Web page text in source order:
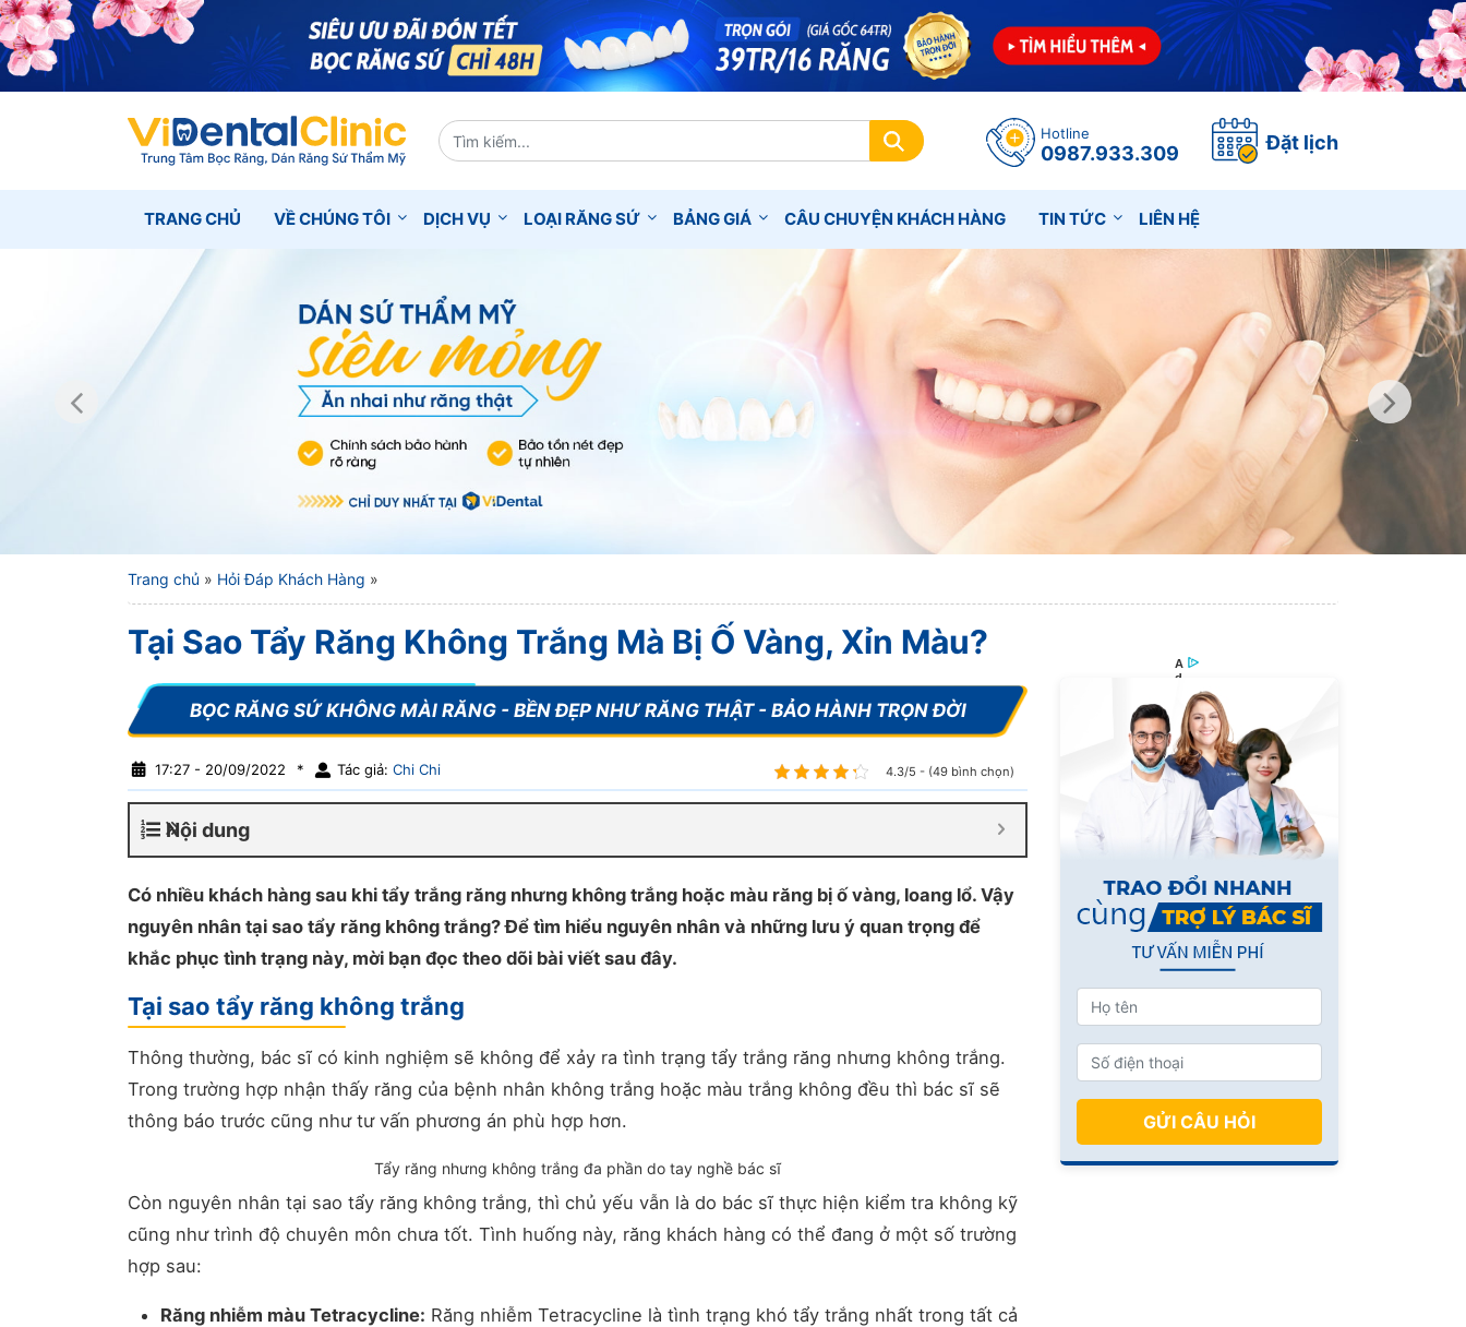
Hotline
0987.933.309 Đặt lịch
TRANG CHỦ VỀ CHÚNG TÔI DỊCH VỤ LOẠI RĂNG SỨ BẢNG GIÁ CÂU CHUYỆN KHÁCH HÀNG TIN TỨC LIÊN HỆ
Trang chủ » Hỏi Đáp Khách Hàng »
Tại Sao Tẩy Răng Không Trắng Mà Bị Ố Vàng, Xỉn Màu?
17:27 - 20/09/2022 * Tác giả: Chi Chi 4.3/5 - (49 bình chọn)
Nội dung
Có nhiều khách hàng sau khi tẩy trắng răng nhưng không trắng hoặc màu răng bị ố vàng, loang lổ. Vậy
nguyên nhân tại sao tẩy răng không trắng? Để tìm hiểu nguyên nhân và những lưu ý quan trọng để
khắc phục tình trạng này, mời bạn đọc theo dõi bài viết sau đây.
Tại sao tẩy răng không trắng
Thông thường, bác sĩ có kinh nghiệm sẽ không để xảy ra tình trạng tẩy trắng răng nhưng không trắng.
Trong trường hợp nhận thấy răng của bệnh nhân không trắng hoặc màu trắng không đều thì bác sĩ sẽ
thông báo trước cũng như tư vấn phương án phù hợp hơn.
Tẩy răng nhưng không trắng đa phần do tay nghề bác sĩ
Còn nguyên nhân tại sao tẩy răng không trắng, thì chủ yếu vẫn là do bác sĩ thực hiện kiểm tra không kỹ
cũng như trình độ chuyên môn chưa tốt. Tình huống này, răng khách hàng có thể đang ở một số trường
hợp sau:
Răng nhiễm màu Tetracycline: Răng nhiễm Tetracycline là tình trạng khó tẩy trắng nhất trong tất cả
GỬI CÂU HỎI